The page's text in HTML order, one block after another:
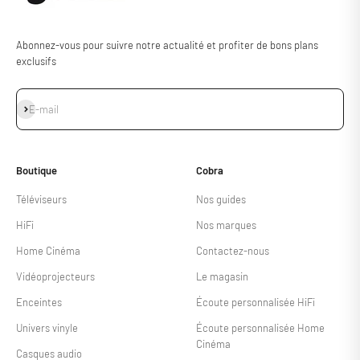
Abonnez-vous pour suivre notre actualité et profiter de bons plans
exclusifs
E-mail
S'inscrire
Boutique
Téléviseurs
HiFi
Home Cinéma
Vidéoprojecteurs
Enceintes
Univers vinyle
Casques audio
Cobra
Nos guides
Nos marques
Contactez-nous
Le magasin
Écoute personnalisée HiFi
Écoute personnalisée Home
Cinéma